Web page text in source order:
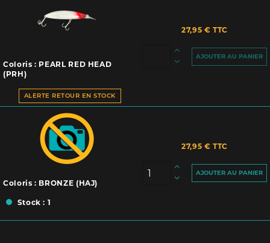
Coloris : PEARL RED HEAD
(PRH)
ALERTE RETOUR EN STOCK
27,95 € TTC
AJOUTER AU PANIER
Coloris : BRONZE (HAJ)
Stock : 1
27,95 € TTC
AJOUTER AU PANIER